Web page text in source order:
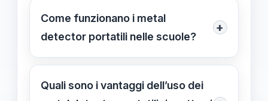
del 16/01/2024, i metal detector
portatili sono stati introdotti per
aumentare la sicurezza negli istituti
scolastici italiani.
Come funzionano i metal
detector portatili nelle scuole?
+
I metal detector portatili vengono
utilizzati dai forze dell’ordine o
personale qualificato per controllare
Quali sono i vantaggi dell’uso dei